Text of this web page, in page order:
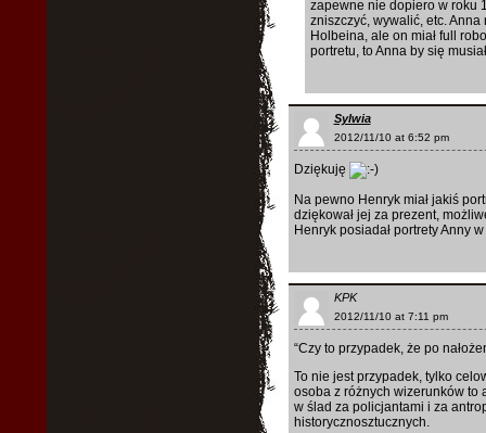
zapewne nie dopiero w roku
zniszczyć, wywalić, etc.
Holbeina, ale on miał full
portretu, to Anna by się
Sylwia
2012/11/10 at 6:52 pm
Dziękuję
Na pewno Henryk miał jakiś
dziękował jej za prezent,
Henryk posiadał portrety Anny
KPK
2012/11/10 at 7:11 pm
“Czy to przypadek, że po
To nie jest przypadek, tylko
osoba z różnych wizerunków to
w ślad za policjantami i za
historycznosztucznych.